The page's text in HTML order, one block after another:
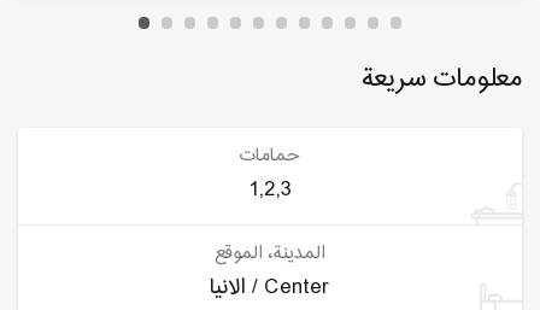
معلومات سريعة
حمامات
1,2,3
المدينة، الموقع
الانيا / Center